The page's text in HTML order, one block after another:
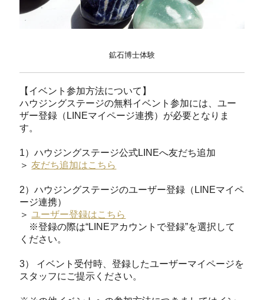
鉱石博士体験
【イベント参加方法について】
ハウジングステージの無料イベント参加には、ユー
ザー登録（LINEマイページ連携）が必要となりま
す。
1）ハウジングステージ公式LINEへ友だち追加
＞友だち追加はこちら
2）ハウジングステージのユーザー登録（LINEマイペ
ージ連携）
＞ユーザー登録はこちら
※登録の際は“LINEアカウントで登録”を選択して
ください。
3） イベント受付時、登録したユーザーマイページを
スタッフにご提示ください。